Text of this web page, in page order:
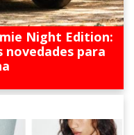
Night Edition:
para